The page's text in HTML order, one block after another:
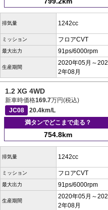
排気量 1242cc
ミッション フロアCVT
最大出力 91ps/6000rpm
生産期間
2020年05月～202
2年08月
1.2 XG 4WD
新車時価格169.7万円(税込)
JC08
20.4km/L
満タンでどこまで走る？
754.8km
排気量 1242cc
ミッション フロアCVT
最大出力 91ps/6000rpm
生産期間
2020年05月～202
2年08月